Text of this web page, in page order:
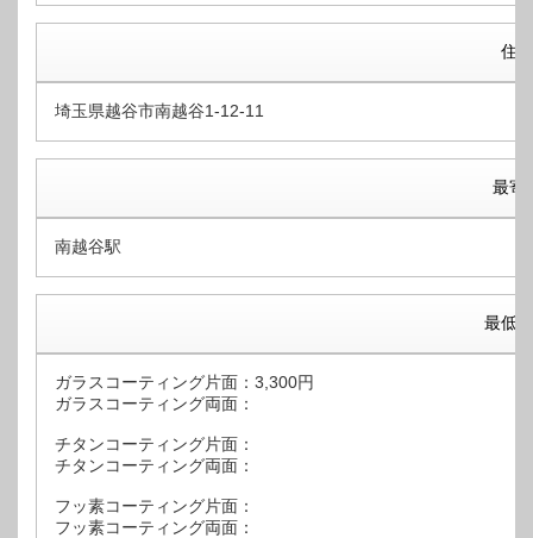
住所
埼玉県越谷市南越谷1-12-11
最寄
南越谷駅
最低
ガラスコーティング片面：3,300円
ガラスコーティング両面：
チタンコーティング片面：
チタンコーティング両面：
フッ素コーティング片面：
フッ素コーティング両面：